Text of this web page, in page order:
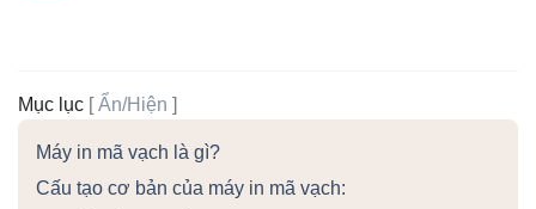
Mục lục [Ẩn/Hiện ]
Máy in mã vạch là gì?
Cấu tạo cơ bản của máy in mã vạch: